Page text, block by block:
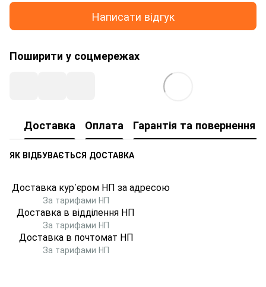
Написати відгук
Поширити у соцмережах
Доставка Оплата Гарантія та повернення
ЯК ВІДБУВАЄТЬСЯ ДОСТАВКА
Доставка кур’єром НП за адресою
За тарифами НП
Доставка в відділення НП
За тарифами НП
Доставка в почтомат НП
За тарифами НП